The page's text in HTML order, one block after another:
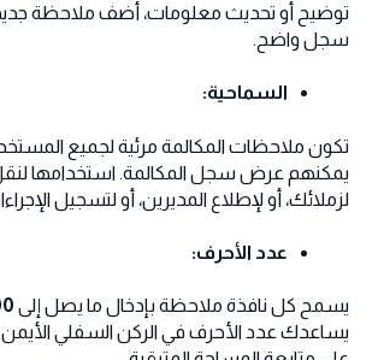
توضيح أو تحديث معلومات، أضف ملاحظة
سجل واضح.
السماحية:
تكون ملاحظات المكالمة مرئية لجميع
يمكنهم عرض سجل المكالمة. استخدامها
لزملائك، أو لإطلاع المديرين، أو لتسجيل
عدد الأحرف:
يسمح كل نافذة ملاحظة بإدخال ما يصل إلى
يساعدك عدد الأحرف في الركن السفلي